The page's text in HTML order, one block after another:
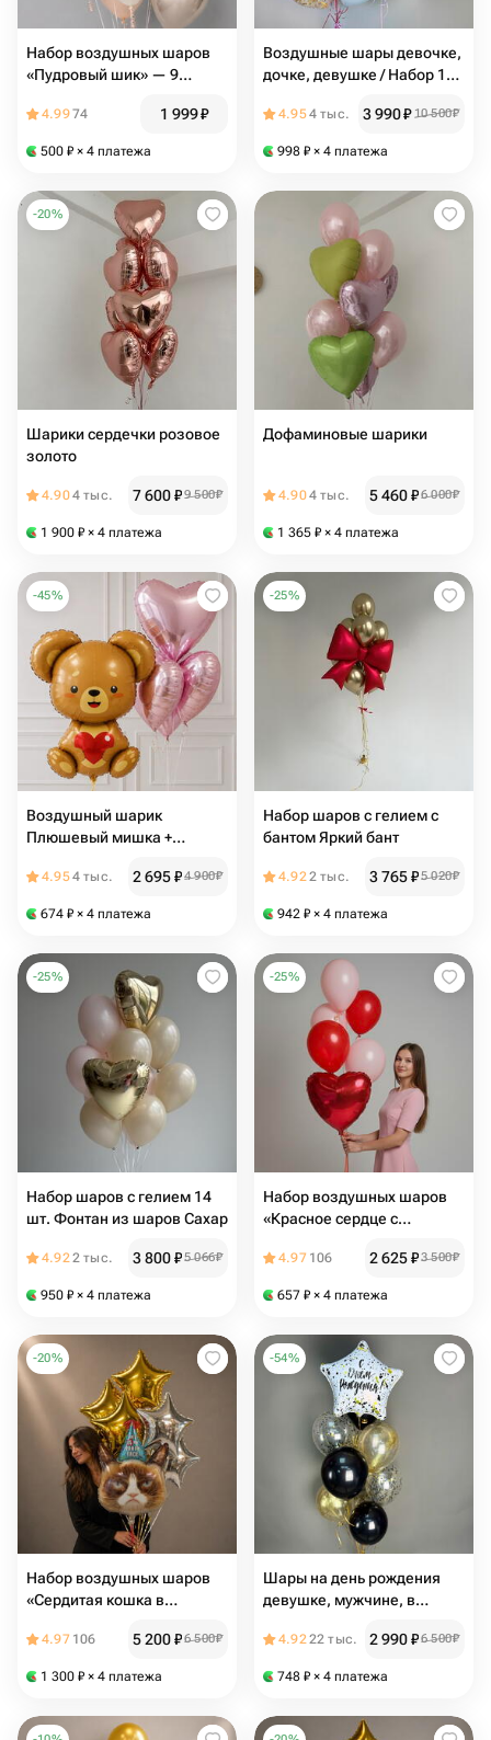
Набор воздушных шаров
«Пудровый шик» — 9
и конфетти
4.9974 1 999₽
500 ₽ × 4 платежа
Воздушные шары девочке,
дочке, девушке / Набор 11
Кошечка-Единорог / N111
4.954 тыс. 3 990₽ 10 500₽
998 ₽ × 4 платежа
-20%
Шарики сердечки розовое
золото
4.904 тыс. 7 600₽9 500₽
1 900 ₽ × 4 платежа
Дофаминовые шарики
4.904 тыс. 5 460₽6 000₽
1 365 ₽ × 4 платежа
-45%
Воздушный шарик
Плюшевый мишка +
Набор 6 шаров / N106
4.954 тыс. 2 695₽4 900₽
674 ₽ × 4 платежа
-25%
Набор шаров с гелием с
бантом Яркий бант
4.922 тыс. 3 765₽5 020₽
942 ₽ × 4 платежа
-25%
Набор шаров с гелием 14
шт. Фонтан из шаров Сахар
4.922 тыс. 3 800₽5 066₽
950 ₽ × 4 платежа
-25%
Набор воздушных шаров
«Красное сердце с
шарами»
4.97 106 2 625₽3 500₽
657 ₽ × 4 платежа
-20%
Набор воздушных шаров
«Сердитая кошка в
4.97 106 5 200₽6 500₽
1 300 ₽ × 4 платежа
-54%
Шары на день рождения
девушке, мужчине, в
шт4.9222 тыс. 2 990₽6 500₽
748 ₽ × 4 платежа